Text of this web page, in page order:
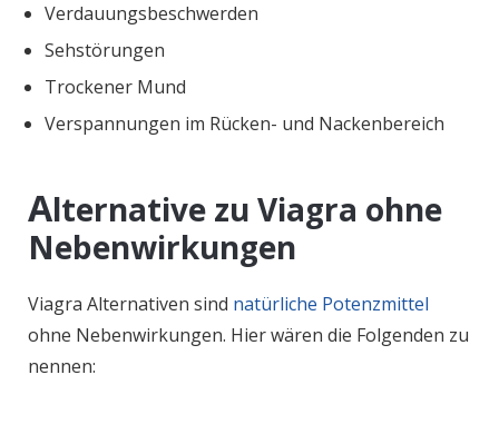
Verdauungsbeschwerden
Sehstörungen
Trockener Mund
Verspannungen im Rücken- und Nackenbereich
Alternative zu Viagra ohne
Nebenwirkungen
Viagra Alternativen sind natürliche Potenzmittel
ohne Nebenwirkungen. Hier wären die Folgenden zu
nennen: